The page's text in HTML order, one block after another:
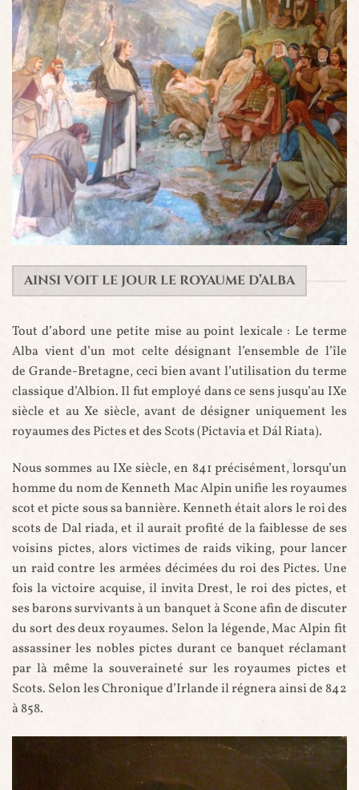
Hole, 1899
AINSI VOIT LE JOUR LE ROYAUME D’ALBA
Tout d’abord une petite mise au point lexicale : Le terme
Alba vient d’un mot celte désignant l’ensemble de l’île
de Grande-Bretagne, ceci bien avant l’utilisation du terme
classique d’Albion. Il fut employé dans ce sens jusqu’au IXe
siècle et au Xe siècle, avant de désigner uniquement les
royaumes des Pictes et des Scots (Pictavia et Dál Riata).
Nous sommes au IXe siècle, en 841 précisément, lorsqu’un
homme du nom de Kenneth Mac Alpin unifie les royaumes
scot et picte sous sa bannière. Kenneth était alors le roi des
scots de Dal riada, et il aurait profité de la faiblesse de ses
voisins pictes, alors victimes de raids viking, pour lancer
un raid contre les armées décimées du roi des Pictes. Une
fois la victoire acquise, il invita Drest, le roi des pictes, et
ses barons survivants à un banquet à Scone afin de discuter
du sort des deux royaumes. Selon la légende, Mac Alpin fit
assassiner les nobles pictes durant ce banquet réclamant
par là même la souveraineté sur les royaumes pictes et
Scots. Selon les Chronique d’Irlande il régnera ainsi de 842
à 858.